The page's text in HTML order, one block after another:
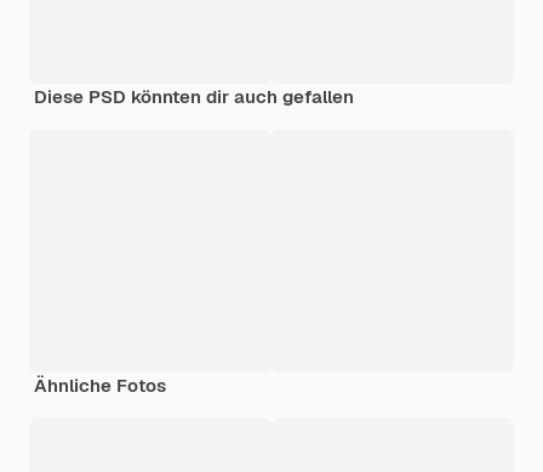
Diese PSD könnten dir auch gefallen
Ähnliche Fotos